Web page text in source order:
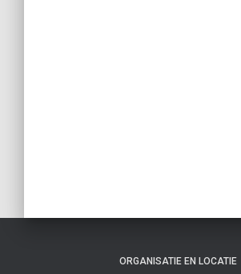
ORGANISATIE EN LOCATIE